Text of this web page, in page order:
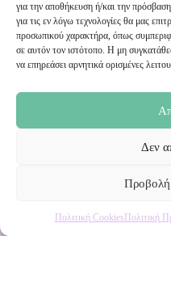
για την αποθήκευση ή/και την
για τις εν λόγω τεχνολογίες θα μας
προσωπικού χαρακτήρα, όπως
σε αυτόν τον ιστότοπο. Η μη
να επηρεάσει αρνητικά ορισμένες
Δεν
Προβολή
Πολιτική Cookies Πολιτική
Εγγραφή
Ενημερωθείτε πρώτοι για